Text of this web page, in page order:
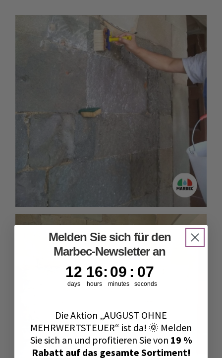
Melden Sie sich für den
Marbec-Newsletter an
Countdown ends in:
12
12
days
16
16
hours
: 9
09
minutes
: 5
05
seconds
Die Aktion „AUGUST OHNE
MEHRWERTSTEUER“ ist da! 🌞 Melden
Sie sich an und profitieren Sie von 19 %
Rabatt auf das gesamte Sortiment!